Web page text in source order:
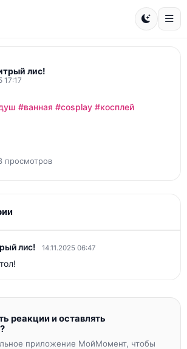
лис!
17:17
#ванная #cosplay #косплей
просмотров
лис! 14.11.2025 06:47
реакции и оставлять
приложение МойМомент, чтобы